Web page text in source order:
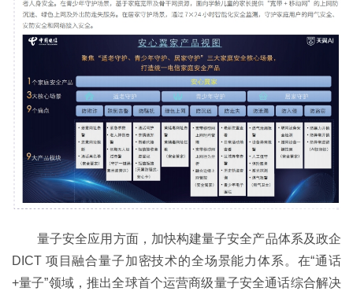
量子安全应用方面，加快构建量子安全产品体系及政企
DICT 项目融合量子加密技术的全场景能力体系。在“通话
+量子”领域，推出全球首个运营商级量子安全通话综合解决